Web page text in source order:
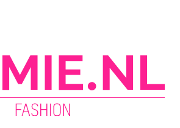
optie
kan
gekozen
worden